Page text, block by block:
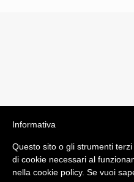
by
Termini e Condizioni di
Informativa
Questo sito o gli strumenti
di cookie necessari al
nella cookie policy. Se vuoi